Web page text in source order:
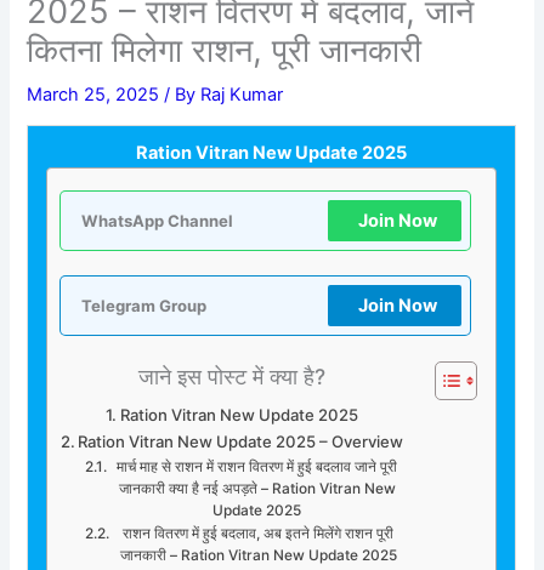
2025 – राशन वितरण में बदलाव, जाने
कितना मिलेगा राशन, पूरी जानकारी
March 25, 2025/ By Raj Kumar
Ration Vitran New Update 2025
WhatsApp Channel Join Now
Telegram Group Join Now
जाने इस पोस्ट में क्या है?
Ration Vitran New Update 2025
Ration Vitran New Update 2025 – Overview
मार्च माह से राशन में राशन वितरण में हुई बदलाव जाने पूरी
जानकारी क्या है नई अपड़ते – Ration Vitran New
Update 2025
राशन वितरण में हुई बदलाव, अब इतने मिलेंगे राशन पूरी
जानकारी – Ration Vitran New Update 2025